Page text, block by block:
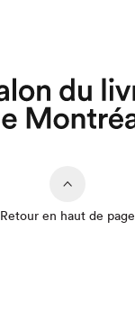
Retour en haut de page